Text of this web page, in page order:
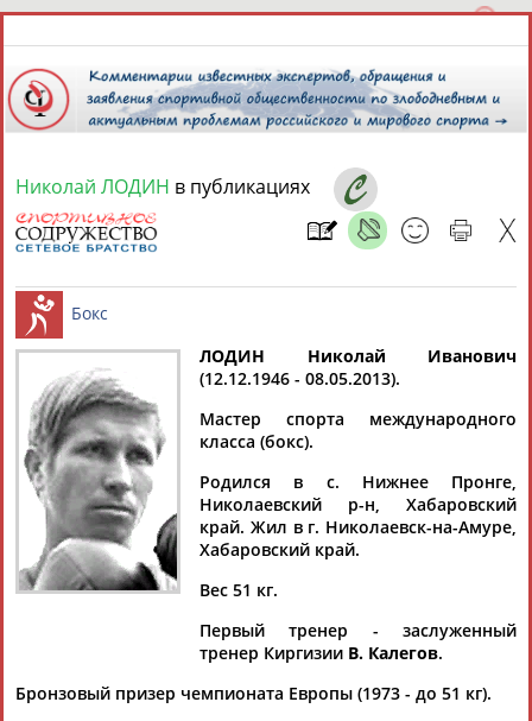
8 августа 2026 года,
СПОРТСМЕНЫ, ТРЕНЕРЫ И СПЕЦИАЛИСТЫ
Найдено: 13181персон Расширенный поиск
Аслаудин
АБАЕВ
Елена
АБАИМОВА
Мария
АБАКУМОВА
Юлия
АБАЛАКИНА
Тамилла
АБАСОВА
Рамазан
АБАЧАРАЕВ
Ростом
АБАШИДЗЕ
Николай ЛОДИН в публикациях
Бокс
ЛОДИН Николай Иванович
(12.12.1946 - 08.05.2013).
Мастер спорта международного
класса (бокс).
Родился в с. Нижнее Пронге,
Николаевский р-н, Хабаровский
край. Жил в г. Николаевск-на-Амуре,
Хабаровский край.
Вес 51 кг.
Первый тренер - заслуженный
тренер Киргизии В. Калегов.
Бронзовый призер чемпионата Европы (1973 - до 51 кг).